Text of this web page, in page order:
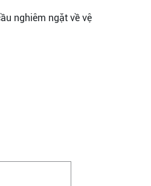
nghiêm ngặt về vệ